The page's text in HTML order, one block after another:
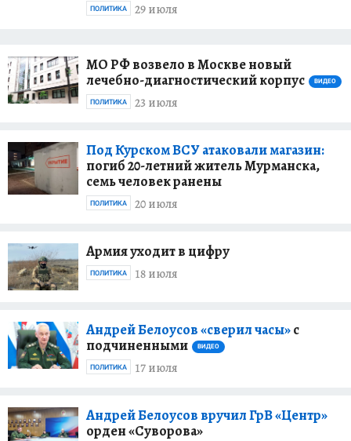
29 июля
ПОЛИТИКА
МО РФ возвело в Москве новый
лечебно-диагностический корпус
ВИДЕО
23 июля
ПОЛИТИКА
Под Курском ВСУ атаковали магазин:
погиб 20-летний житель Мурманска,
семь человек ранены
20 июля
ПОЛИТИКА
Армия уходит в цифру
18 июля
ПОЛИТИКА
Андрей Белоусов «сверил часы»с
подчиненными
ВИДЕО
17 июля
ПОЛИТИКА
Андрей Белоусов вручил ГрВ «Центр»
орден «Суворова»